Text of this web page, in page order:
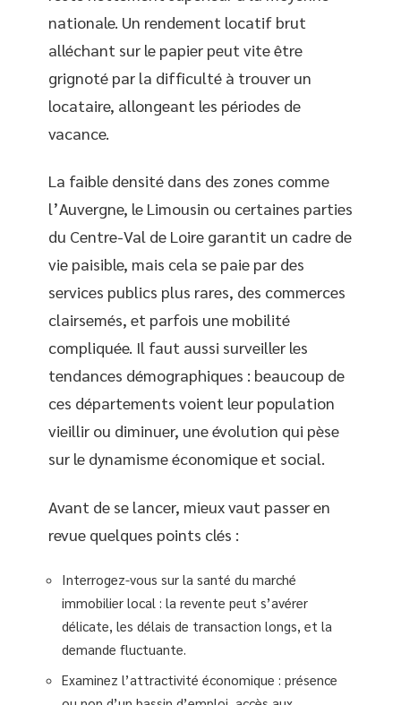
nationale. Un rendement locatif brut
alléchant sur le papier peut vite être
grignoté par la difficulté à trouver un
locataire, allongeant les périodes de
vacance.
La faible densité dans des zones comme
l’Auvergne, le Limousin ou certaines parties
du Centre-Val de Loire garantit un cadre de
vie paisible, mais cela se paie par des
services publics plus rares, des commerces
clairsemés, et parfois une mobilité
compliquée. Il faut aussi surveiller les
tendances démographiques : beaucoup de
ces départements voient leur population
vieillir ou diminuer, une évolution qui pèse
sur le dynamisme économique et social.
Avant de se lancer, mieux vaut passer en
revue quelques points clés :
Interrogez-vous sur la santé du marché
immobilier local : la revente peut s’avérer
délicate, les délais de transaction longs, et la
demande fluctuante.
Examinez l’attractivité économique : présence